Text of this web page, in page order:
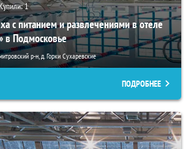
1
с питанием и развлечениями в отеле
в Подмосковье
р-н, д. Горки Сухаревские
ПОДРОБНЕЕ